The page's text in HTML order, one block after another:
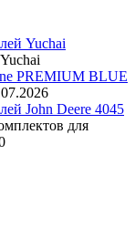
Yuchai
PREMIUM BLUE
John Deere 4045
для